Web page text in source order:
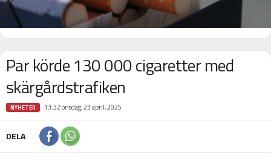
Par körde 130 000 cigaretter med
skärgårdstrafiken
NYHETER 13:32 onsdag, 23 april, 2025
DELA